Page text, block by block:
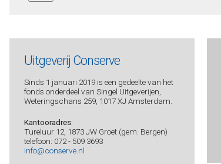
Uitgeverij Conserve
Sinds 1 januari 2019 is een gedeelte van het
fonds onderdeel van Singel Uitgeverijen,
Weteringschans 259, 1017 XJ Amsterdam.
Kantooradres:
Tureluur 12, 1873 JW Groet (gem. Bergen)
telefoon: 072 - 509 3693
info@conserve.nl